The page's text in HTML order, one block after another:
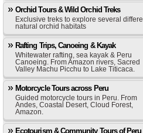
Orchid Tours & Wild Orchid Treks
Exclusive treks to explore several
natural orchid habitats
Rafting Trips, Canoeing & Kayak
Whitewater rafting, sea kayak & Peru
Canoeing. From Amazon rivers, Sacred
Valley Machu Picchu to Lake Titicaca.
Motorcycle Tours across Peru
Guided motorcycle tours in Peru. From
Andes, Coastal Desert, Cloud Forest,
Amazon.
Ecotourism & Community Tours of Peru